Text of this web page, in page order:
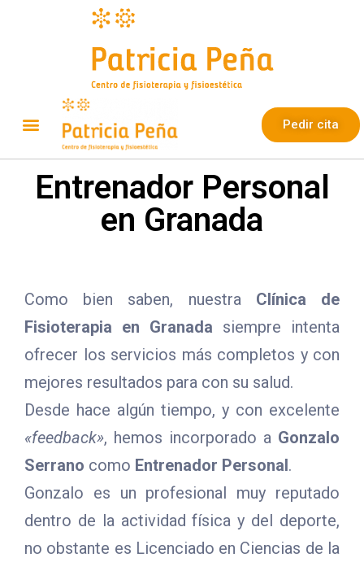
Pedir cita
Entrenador Personal
en Granada
Como bien saben, nuestra Clínica de
Fisioterapia en Granada siempre intenta
ofrecer los servicios más completos y con
mejores resultados para con su salud.
Desde hace algún tiempo, y con excelente
«feedback», hemos incorporado a Gonzalo
Serrano como Entrenador Personal.
Gonzalo es un profesional muy reputado
dentro de la actividad física y del deporte,
no obstante es Licenciado en Ciencias de la